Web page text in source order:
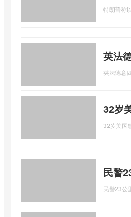
特朗普称
英法
英法德意
32岁
32岁美国
民警
民警23公